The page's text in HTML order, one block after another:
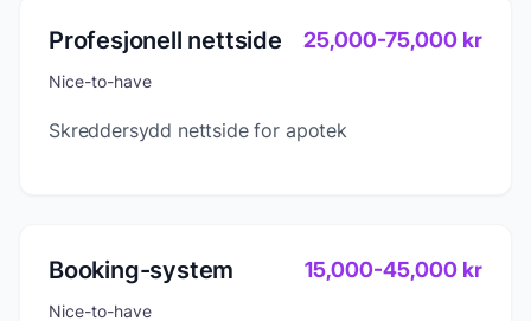
Profesjonell nettside
Nice-to-have
25,000-75,000 kr
Skreddersydd nettside for apotek
Booking-system
Nice-to-have
15,000-45,000 kr